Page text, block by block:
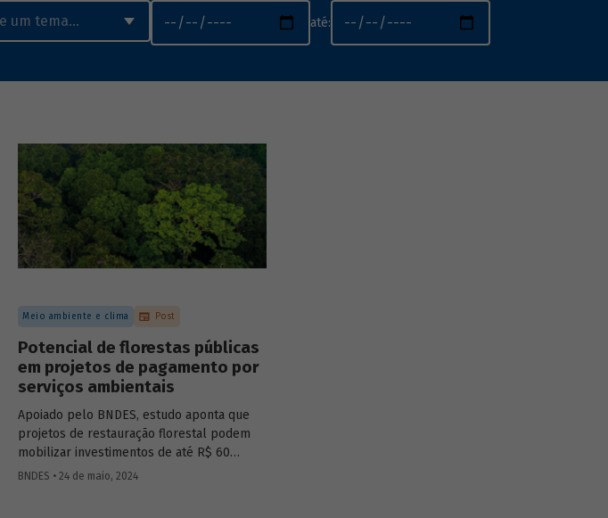
até:
Meio ambiente e clima Post
Potencial de florestas públicas
em projetos de pagamento por
serviços ambientais
Apoiado pelo BNDES, estudo aponta que
projetos de restauração florestal podem
mobilizar investimentos de até R$ 60
bilhões ao longo de 30 anos,
BNDES • 24 de maio, 2024